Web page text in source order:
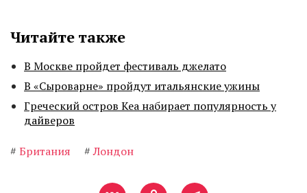
Читайте также
В Москве пройдет фестиваль джелато
В «Сыроварне» пройдут итальянские ужины
Греческий остров Кеа набирает популярность у
дайверов
# Британия # Лондон